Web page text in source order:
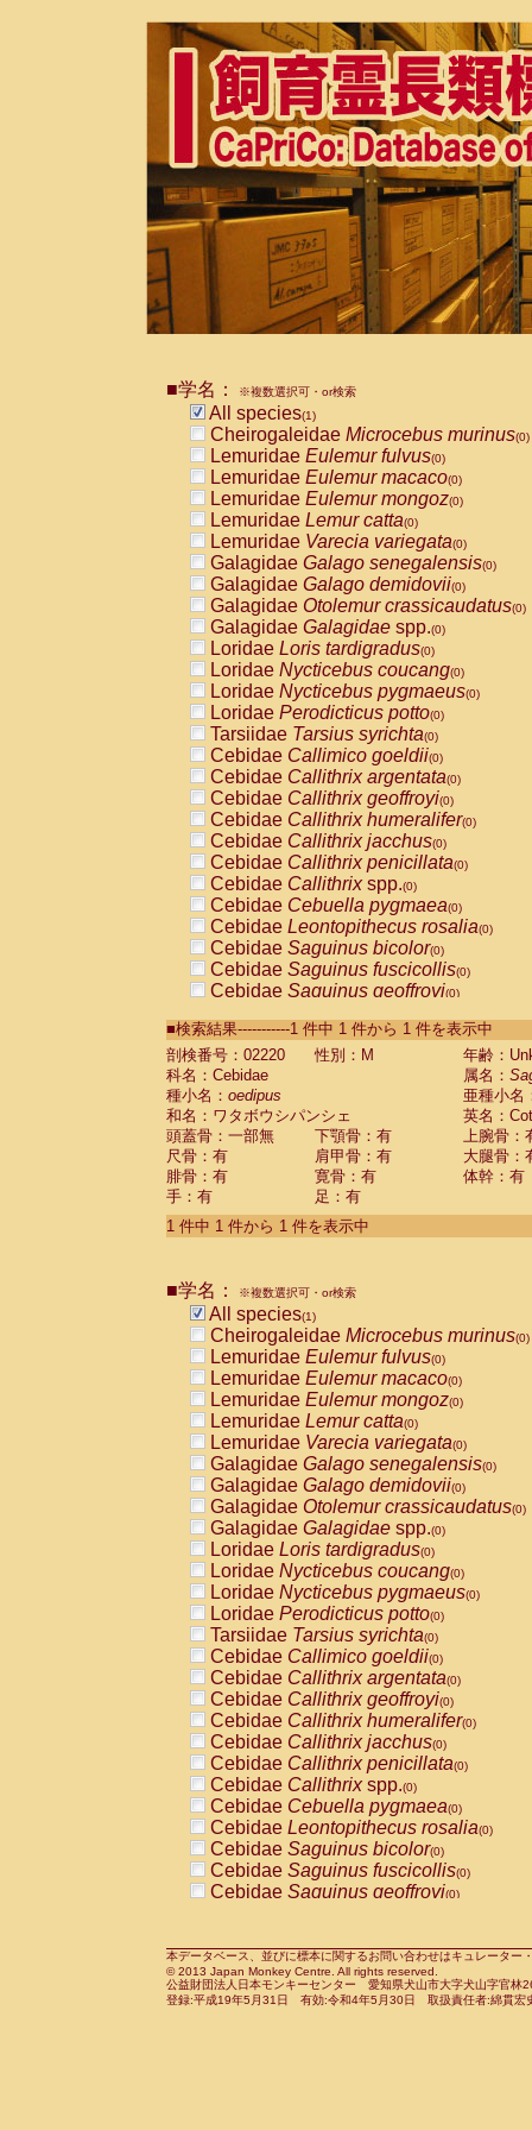
■学名： ※複数選択可・or検索
All species(1)
Cheirogaleidae Microcebus murinus(0)
Lemuridae Eulemur fulvus(0)
Lemuridae Eulemur macaco(0)
Lemuridae Eulemur mongoz(0)
Lemuridae Lemur catta(0)
Lemuridae Varecia variegata(0)
Galagidae Galago senegalensis(0)
Galagidae Galago demidovii(0)
Galagidae Otolemur crassicaudatus(0)
Galagidae Galagidae spp.(0)
Loridae Loris tardigradus(0)
Loridae Nycticebus coucang(0)
Loridae Nycticebus pygmaeus(0)
Loridae Perodicticus potto(0)
Tarsiidae Tarsius syrichta(0)
Cebidae Callimico goeldii(0)
Cebidae Callithrix argentata(0)
Cebidae Callithrix geoffroyi(0)
Cebidae Callithrix humeralifer(0)
Cebidae Callithrix jacchus(0)
Cebidae Callithrix penicillata(0)
Cebidae Callithrixspp.(0)
Cebidae Cebuella pygmaea(0)
Cebidae Leontopithecus rosalia(0)
Cebidae Saguinus bicolor(0)
Cebidae Saguinus fuscicollis(0)
Cebidae Saguinus geoffroyi(0)
CebidaeSaguinus labiatus(0)
Cebidae Saguinus leucopus (0)
Cebidae
Cebidae
CebidaeSaguinus nigricollis (0)
Cebidae Saguinus oedipus
Cebidae Saguinus weddelli
Cebidae Saguinusspp.
Cebidae Aotus trivirgatus
Cebidae Cebus albifrons
CebidaeCebus nigrivittatus
CebidaeCebus
CebidaeSaimiri boliviensis(0)
CebidaeSaimiri sciureus(0)
AtelidaeAlouatta caraya(0)
AtelidaeAlouatta fusca(0)
AtelidaeAlouatta seniculus
AtelidaeAlouattaspp.(0)
AtelidaeAteles belzebuth(0)
AtelidaeAteles geoffroyi(0)
AtelidaeAteles paniscus(0)
AtelidaeAtelesspp.(0)
Atelidae Lagothrix lagothricha
AtelidaeLagothrix lagothricha cana
PitheciidaeCacajao calvus
PitheciidaeCallicebus cupreus
PitheciidaeCallicebus donacophilus
PitheciidaeCallicebus moloch
PitheciidaeCallicebus torquatus
PitheciidaeCallicebusspp.(0)
PitheciidaeChiropotes satanas(0)
PitheciidaePithecia monachus
PitheciidaePithecia pithecia(0)
CercopithecidaeCercocebus agilis
CercopithecidaeCercocebus
CercopithecidaeCercocebus
CercopithecidaeCercocebus
CercopithecidaeCercocebus
CercopithecidaeCercocebushybrid
CercopithecidaePapio anubis(0)
CercopithecidaePapio cynocephalus
CercopithecidaePapio hamadryas(0)
■検索結果-----------1 件中 1 件から 1 件を表示中
剖検番号：02220
性別：M
年齢：
科名：Cebidae
属名：
種小名： oedipus
亜種小名
和名：ワタボウシパンシェ
英名：
頭蓋骨：一部無
下顎骨：有
上腕骨：
尺骨：有
肩甲骨：有
大腿骨：
腓骨：有
寛骨：有
体幹：有
手：有
足：有
1 件中 1 件から 1 件を表示中
■学名： ※複数選択可・or検索
All species(1)
Cheirogaleidae Microcebus murinus(0)
Lemuridae Eulemur fulvus(0)
Lemuridae Eulemur macaco(0)
Lemuridae Eulemur mongoz(0)
Lemuridae Lemur catta(0)
Lemuridae Varecia variegata(0)
Galagidae Galago senegalensis(0)
Galagidae Galago demidovii(0)
Galagidae Otolemur crassicaudatus(0)
Galagidae Galagidae spp.(0)
Loridae Loris tardigradus(0)
Loridae Nycticebus coucang(0)
Loridae Nycticebus pygmaeus(0)
Loridae Perodicticus potto(0)
Tarsiidae Tarsius syrichta(0)
Cebidae Callimico goeldii(0)
Cebidae Callithrix argentata(0)
Cebidae Callithrix geoffroyi(0)
Cebidae Callithrix humeralifer(0)
Cebidae Callithrix jacchus(0)
Cebidae Callithrix penicillata(0)
Cebidae Callithrixspp.(0)
Cebidae Cebuella pygmaea(0)
Cebidae Leontopithecus rosalia(0)
Cebidae Saguinus bicolor(0)
Cebidae Saguinus fuscicollis(0)
Cebidae Saguinus geoffroyi(0)
CebidaeSaguinus leucopus(0)
CebidaeSaguinus midas(0)
Cebidae Saguinus mystax(0)
本データベース、並びに標本に関するお問い合わせはキュレータ
© 2013 Japan Monkey Centre. All rights reserved.
公益財団法人日本モンキーセンター 愛知県犬山市大字犬山字官
登録:平成19年5月31日 有効:令和4年5月30日 取扱責任者:綿貫宏